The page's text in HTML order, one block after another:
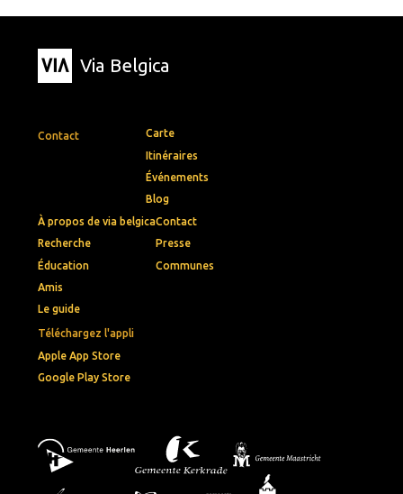
Via Belgica
Contact
Téléchargez l'appli
Apple App Store
Google Play Store
Carte
Itinéraires
Événements
Blog
À propos de via belgica
Recherche
Éducation
Amis
Le guide
Contact
Presse
Communes